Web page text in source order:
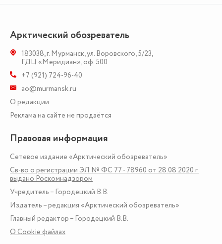
Арктический обозреватель
183038,г. Мурманск,ул. Воровского, 5/23,
ГДЦ «Меридиан», оф. 500
+7 (921) 724-96-40
ao@murmansk.ru
О редакции
Реклама на сайте не продаётся
Правовая информация
Сетевое издание «Арктический обозреватель»
Св-во о регистрации ЭЛ № ФС 77 - 78960 от 28.08.2020 г.
выдано Роскомнадзором
Учредитель – Городецкий В.В.
Издатель – редакция «Арктический обозреватель»
Главный редактор – Городецкий В.В.
О Сookie файлах